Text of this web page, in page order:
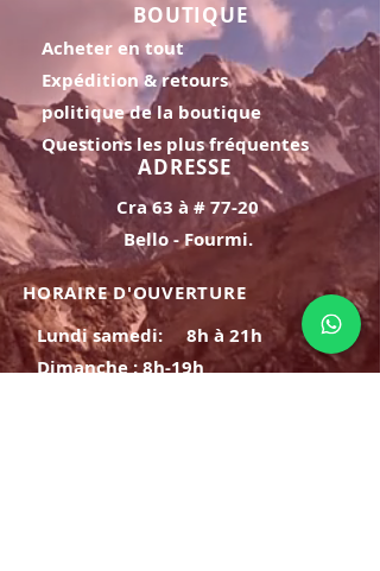
BOUTIQUE
Acheter en tout
Expédition & retours
politique de la boutique
Questions les plus fréquentes
ADRESSE
Cra 63 à # 77-20
Bello - Fourmi.
HORAIRE D'OUVERTURE
Lundi samedi:
8h à 21h
Dimanche : 8h-19h